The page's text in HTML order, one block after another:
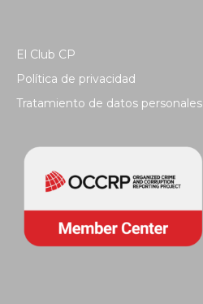
El Club CP
Política de privacidad
Tratamiento de datos personales